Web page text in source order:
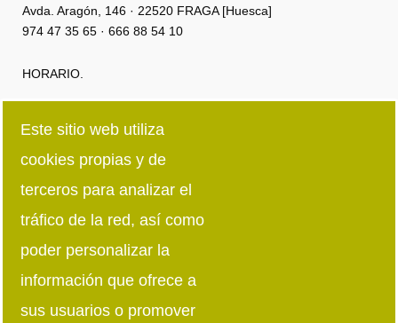
Avda. Aragón, 146 · 22520 FRAGA [Huesca]
974 47 35 65 · 666 88 54 10
HORARIO.
Viernes: 8:00h · 15:00h
Síguenos en redes sociales
Este sitio web utiliza
cookies propias y de
terceros para analizar el
tráfico de la red, así como
poder personalizar la
información que ofrece a
sus usuarios o promover